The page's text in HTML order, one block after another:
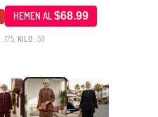
HEMEN AL$68.99
: 175, KILO: 59